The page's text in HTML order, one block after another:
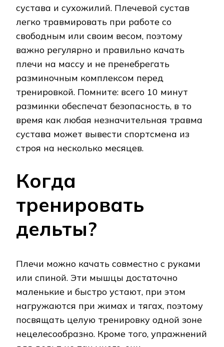
сустава и сухожилий. Плечевой сустав
легко травмировать при работе со
свободным или своим весом, поэтому
важно регулярно и правильно качать
плечи на массу и не пренебрегать
разминочным комплексом перед
тренировкой. Помните: всего 10 минут
разминки обеспечат безопасность, в то
время как любая незначительная травма
сустава может вывести спортсмена из
строя на несколько месяцев.
Когда
тренировать
дельты?
Плечи можно качать совместно с руками
или спиной. Эти мышцы достаточно
маленькие и быстро устают, при этом
нагружаются при жимах и тягах, поэтому
посвящать целую тренировку одной зоне
нецелесообразно. Кроме того, упражнений